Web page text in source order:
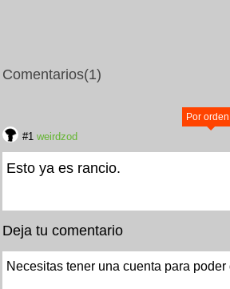
Comentarios(1)
Por
#1 weirdzod
Esto ya es rancio.
Deja tu comentario
Necesitas tener una cuenta para